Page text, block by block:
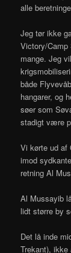
alle
Jeg tør ikke
Victory/
mange. Jeg
både
hangarer, og
søer som
stadigt være
Vi kørte ud af
imod
retning Al
Al Mussayib
lidt større by
Det lå inde
Trekant), ikke